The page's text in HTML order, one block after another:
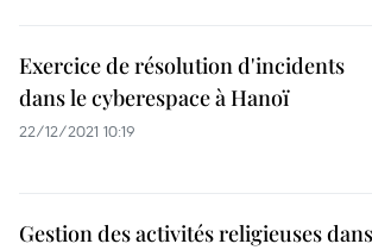
Exercice de résolution d'incidents
dans le cyberespace à Hanoï
22/12/2021 10:19
Gestion des activités religieuses dans